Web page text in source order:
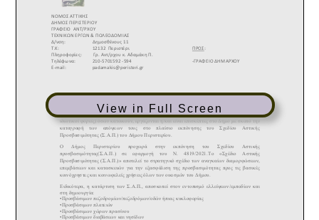
View in Full Screen